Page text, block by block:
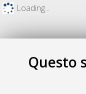
Questo
Loading...